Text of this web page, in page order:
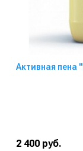
Активная пена
2 400 руб.